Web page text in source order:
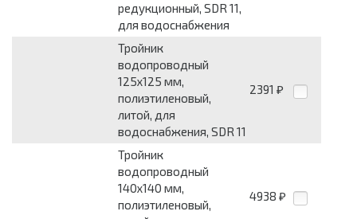
редукционный, SDR 11,
для водоснабжения
Тройник
водопроводный
125x125 мм,
полиэтиленовый,
литой, для
водоснабжения, SDR 11
2391 ₽
Тройник
водопроводный
140x140 мм,
полиэтиленовый,
4938 ₽